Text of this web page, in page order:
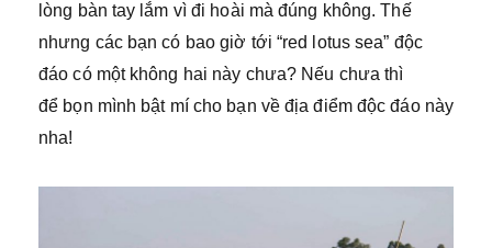
lòng bàn tay lắm vì đi hoài mà đúng không. Thế
nhưng các bạn có bao giờ tới “red lotus sea” độc
đáo có một không hai này chưa? Nếu chưa thì
để bọn mình bật mí cho bạn về địa điểm độc đáo này
nha!